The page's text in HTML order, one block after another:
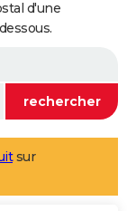
d'une
sur